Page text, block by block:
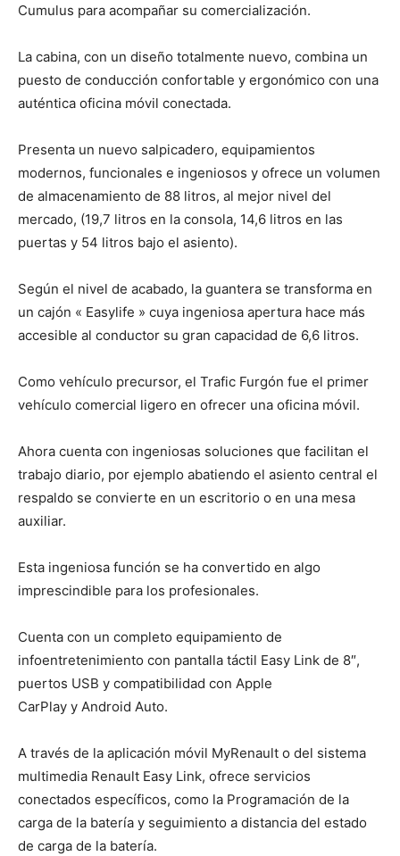
Cumulus para acompañar su comercialización.
La cabina, con un diseño totalmente nuevo, combina un
puesto de conducción confortable y ergonómico con una
auténtica oficina móvil conectada.
Presenta un nuevo salpicadero, equipamientos
modernos, funcionales e ingeniosos y ofrece un volumen
de almacenamiento de 88 litros, al mejor nivel del
mercado, (19,7 litros en la consola, 14,6 litros en las
puertas y 54 litros bajo el asiento).
Según el nivel de acabado, la guantera se transforma en
un cajón « Easylife » cuya ingeniosa apertura hace más
accesible al conductor su gran capacidad de 6,6 litros.
Como vehículo precursor, el Trafic Furgón fue el primer
vehículo comercial ligero en ofrecer una oficina móvil.
Ahora cuenta con ingeniosas soluciones que facilitan el
trabajo diario, por ejemplo abatiendo el asiento central el
respaldo se convierte en un escritorio o en una mesa
auxiliar.
Esta ingeniosa función se ha convertido en algo
imprescindible para los profesionales.
Cuenta con un completo equipamiento de
infoentretenimiento con pantalla táctil Easy Link de 8″,
puertos USB y compatibilidad con Apple
CarPlay y Android Auto.
A través de la aplicación móvil MyRenault o del sistema
multimedia Renault Easy Link, ofrece servicios
conectados específicos, como la Programación de la
carga de la batería y seguimiento a distancia del estado
de carga de la batería.